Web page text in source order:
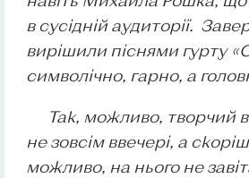
в сусідній аудиторії.
вирішили піснями гурту
символічно, гарно, а
Так, можливо, творчий
не зовсім ввечері, а
можливо, на нього не